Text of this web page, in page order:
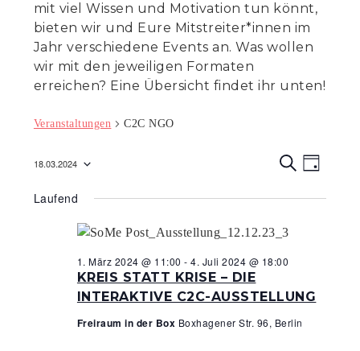
mit viel Wissen und Motivation tun könnt,
bieten wir und Eure Mitstreiter*innen im
Jahr verschiedene Events an. Was wollen
wir mit den jeweiligen Formaten
erreichen? Eine Übersicht findet ihr unten!
Veranstaltungen C2C NGO
C
E
T
G
18.03.2024
wählen.
Laufend
KREIS STATT KRISE – DIE
INTERAKTIVE C2C-AUSSTELLUNG
1. März 2024 @ 11:00 -4. Juli 2024 @ 18:00
Freiraum in der Box Boxhagener Str. 96, Berlin